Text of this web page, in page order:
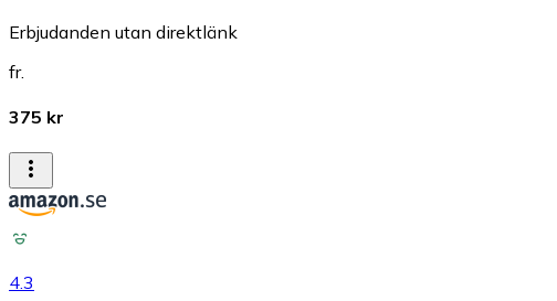
Erbjudanden utan direktlänk
fr.
375 kr
4.3